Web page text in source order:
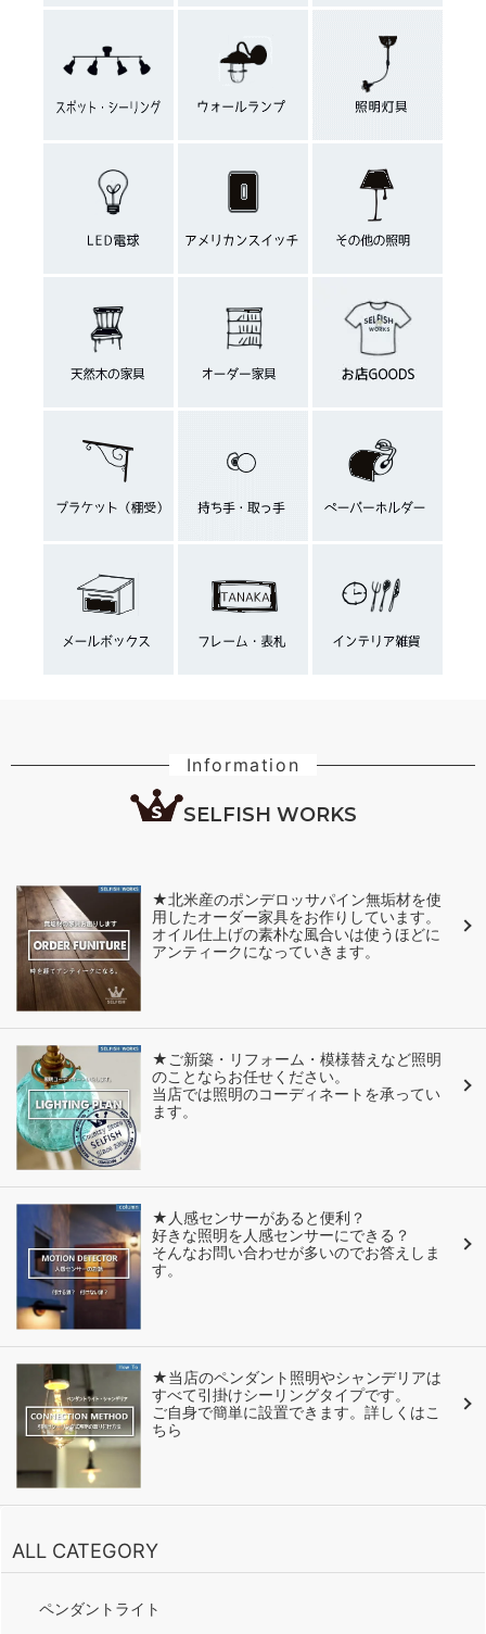
Information
SELFISH WORKS
★北米産のポンデロッサパイン無垢材を使
用したオーダー家具をお作りしています。
オイル仕上げの素朴な風合いは使うほどに
アンティークになっていきます。
★ご新築・リフォーム・模様替えなど照明
のことならお任せください。
当店では照明のコーディネートを承ってい
ます。
★人感センサーがあると便利？
好きな照明を人感センサーにできる？
そんなお問い合わせが多いのでお答えしま
す。
★当店のペンダント照明やシャンデリアは
すべて引掛けシーリングタイプです。
ご自身で簡単に設置できます。詳しくはこ
ちら
ALL CATEGORY
ペンダントライト